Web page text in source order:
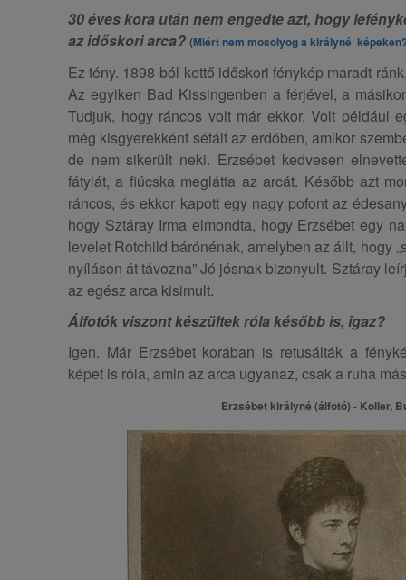
30 éves kora után nem engedte azt, hogy
az időskori arca? (Miért nem mosolyog a királyné
Ez tény. 1898-ból kettő időskori fénykép maradt
Az egyiken Bad Kissingenben a férjével, a
Tudjuk, hogy ráncos volt már ekkor. Volt például
még kisgyerekként sétált az erdőben, amikor
de nem sikerült neki. Erzsébet kedvesen
fátylát, a fiúcska meglátta az arcát. Később azt
ráncos, és ekkor kapott egy nagy pofont az
hogy Sztáray Irma elmondta, hogy Erzsébet egy
levelet Rotchild bárónénak, amelyben az állt, hogy
nyíláson át távozna” Jó jósnak bizonyult. Sztáray
az egész arca kisimult.
Álfotók viszont készültek róla később is, igaz?
Igen. Már Erzsébet korában is retusálták a
képet is róla, amin az arca ugyanaz, csak a ruha
Erzsébet királyné (álfotó) - Koller,